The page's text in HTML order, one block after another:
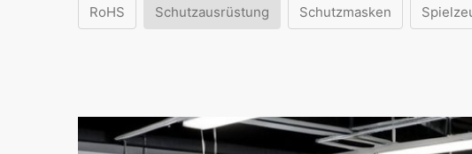
RoHS Schutzausrüstung Schutzmasken